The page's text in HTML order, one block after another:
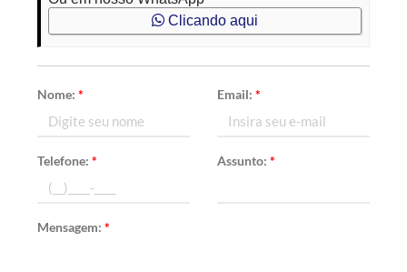
Clicando aqui
Nome:* Email: *
Telefone:* Assunto: *
Mensagem:*